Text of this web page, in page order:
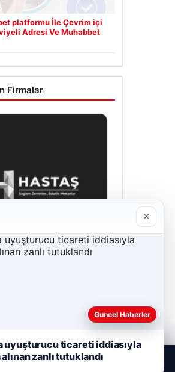
platformu İle Çevrim içi
Adresi Ve Muhabbet
Firmalar
×
Güncel Haberler
uyuşturucu ticareti iddiasıyla
zanlı tutuklandı